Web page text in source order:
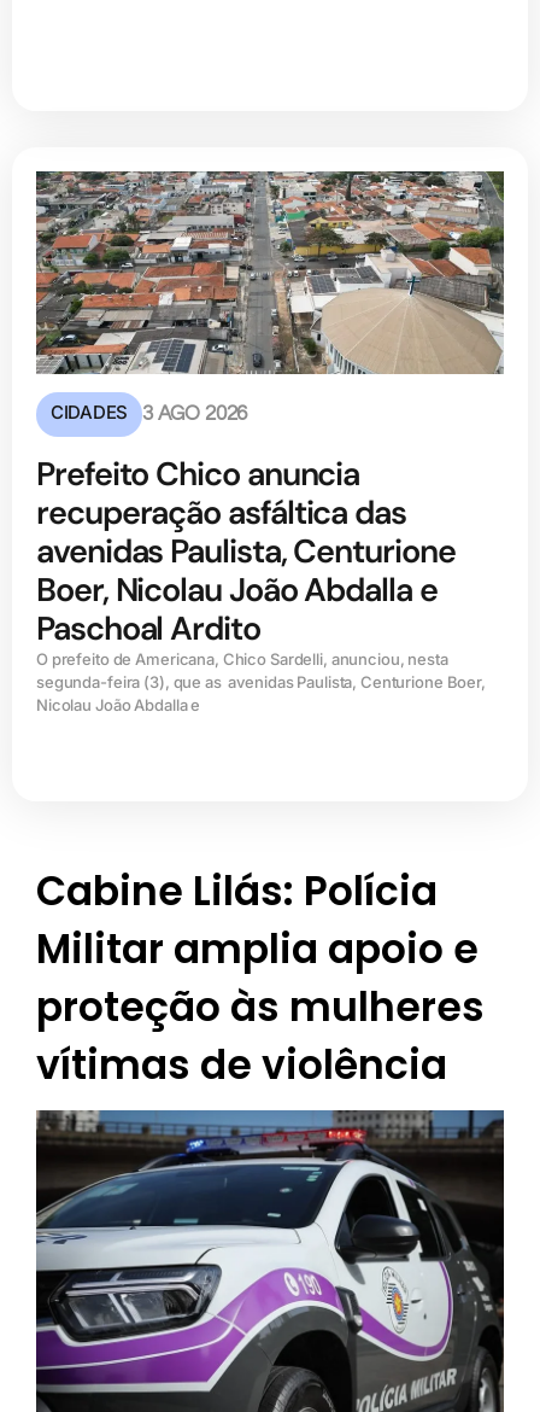
CIDADES 3 AGO 2026
Prefeito Chico anuncia
recuperação asfáltica das
avenidas Paulista, Centurione
Boer, Nicolau João Abdalla e
Paschoal Ardito
O prefeito de Americana, Chico Sardelli, anunciou, nesta
segunda-feira (3), que as avenidas Paulista, Centurione Boer,
Nicolau João Abdalla e
Cabine Lilás: Polícia
Militar amplia apoio e
proteção às mulheres
vítimas de violência